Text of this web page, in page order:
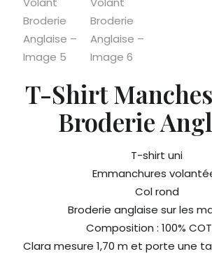
T-Shirt
Broderie
T-shirt uni
Emmanchures
Col rond
Broderie anglaise sur les
Composition : 100%
Clara mesure 1,70 m et porte une